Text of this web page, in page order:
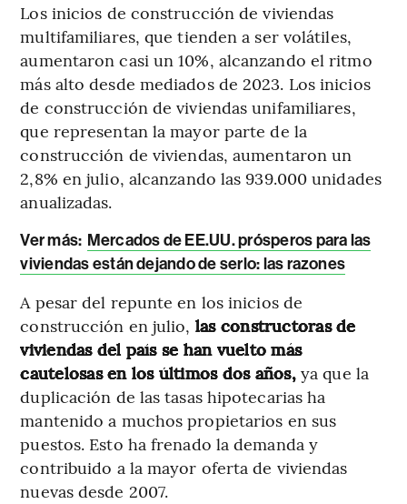
Los inicios de construcción de viviendas
multifamiliares, que tienden a ser volátiles,
aumentaron casi un 10%, alcanzando el ritmo
más alto desde mediados de 2023. Los inicios
de construcción de viviendas unifamiliares,
que representan la mayor parte de la
construcción de viviendas, aumentaron un
2,8% en julio, alcanzando las 939.000 unidades
anualizadas.
Ver más: Mercados de EE.UU. prósperos para las
viviendas están dejando de serlo: las razones
A pesar del repunte en los inicios de
construcción en julio, las constructoras de
viviendas del país se han vuelto más
cautelosas en los últimos dos años,ya que la
duplicación de las tasas hipotecarias ha
mantenido a muchos propietarios en sus
puestos. Esto ha frenado la demanda y
contribuido a la mayor oferta de viviendas
nuevas desde 2007.